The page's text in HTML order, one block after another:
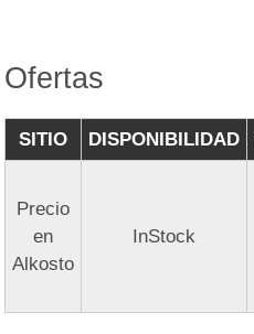
Ofertas
SITIO DISPONIBILIDAD
Precio
en
Alkosto
InStock